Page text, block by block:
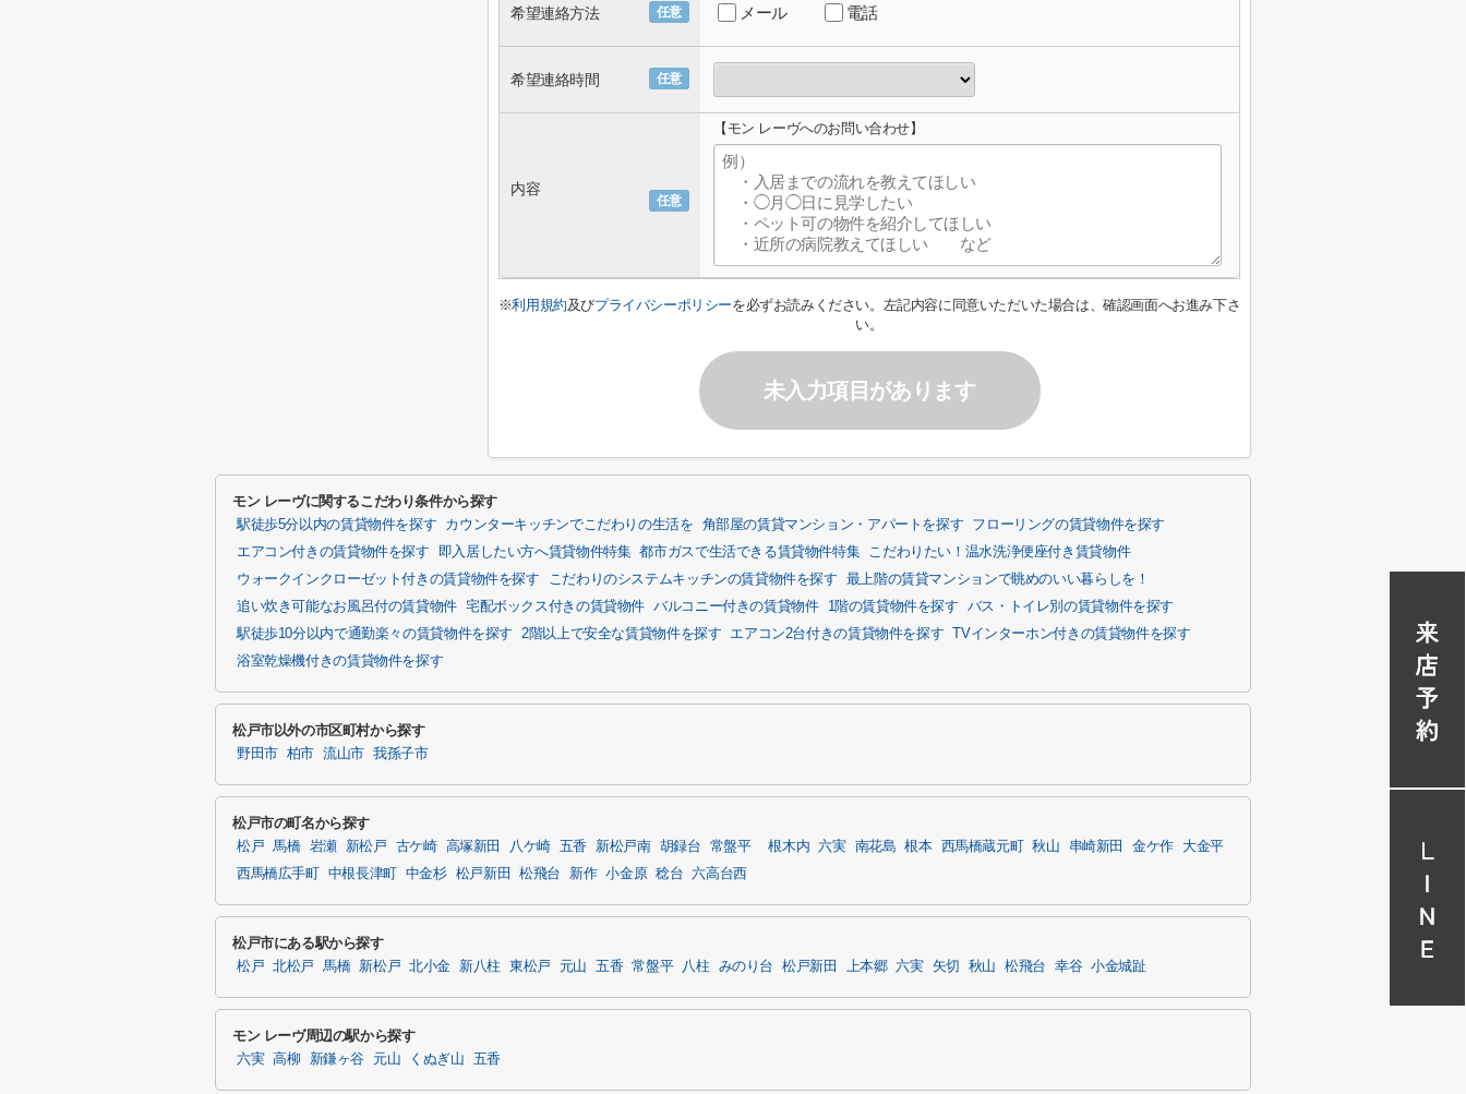
任意
希望連絡方法 メール 電話
任意
希望連絡時間
任意
内容
【モン レーヴへのお問い合わせ】
※利用規約及びプライバシーポリシーを必ずお読みください。左記内容に同意いただいた場合は、確認画面へお進み下さ
い。
未入力項目があります
モン レーヴに関するこだわり条件から探す
駅徒歩5分以内の賃貸物件を探す カウンターキッチンでこだわりの生活を 角部屋の賃貸マンション・アパートを探す
フローリングの賃貸物件を探す
エアコン付きの賃貸物件を探す
即入居したい方へ賃貸物件特集 都市ガスで生活できる賃貸物件特集
こだわりたい！温水洗浄便座付き賃貸物件
ウォークインクローゼット付きの賃貸物件を探す
こだわりのシステムキッチンの賃貸物件を探す
最上階の賃貸マンションで眺めのいい暮らしを！
追い炊き可能なお風呂付の賃貸物件 宅配ボックス付きの賃貸物件 バルコニー付きの賃貸物件 1階の賃貸物件を探す
バス・トイレ別の賃貸物件を探す
駅徒歩10分以内で通勤楽々の賃貸物件を探す
2階以上で安全な賃貸物件を探す エアコン2台付きの賃貸物件を探す
TVインターホン付きの賃貸物件を探す
浴室乾燥機付きの賃貸物件を探す
松戸市以外の市区町村から探す
野田市 柏市 流山市 我孫子市
松戸市の町名から探す
松戸 馬橋 岩瀬 新松戸 古ケ崎 高塚新田 八ケ崎 五香 新松戸南 胡録台 常盤平 根木内 六実 南花島 根本 西馬橋蔵元町 秋山 串崎新田 金ケ作
大金平
西馬橋広手町
中根長津町 中金杉 松戸新田 松飛台 新作 小金原 稔台 六高台西
松戸市にある駅から探す
松戸 北松戸 馬橋 新松戸 北小金 新八柱 東松戸 元山 五香 常盤平 八柱 みのり台 松戸新田 上本郷 六実 矢切 秋山 松飛台 幸谷 小金城趾
モン レーヴ周辺の駅から探す
六実 高柳 新鎌ヶ谷 元山 くぬぎ山 五香